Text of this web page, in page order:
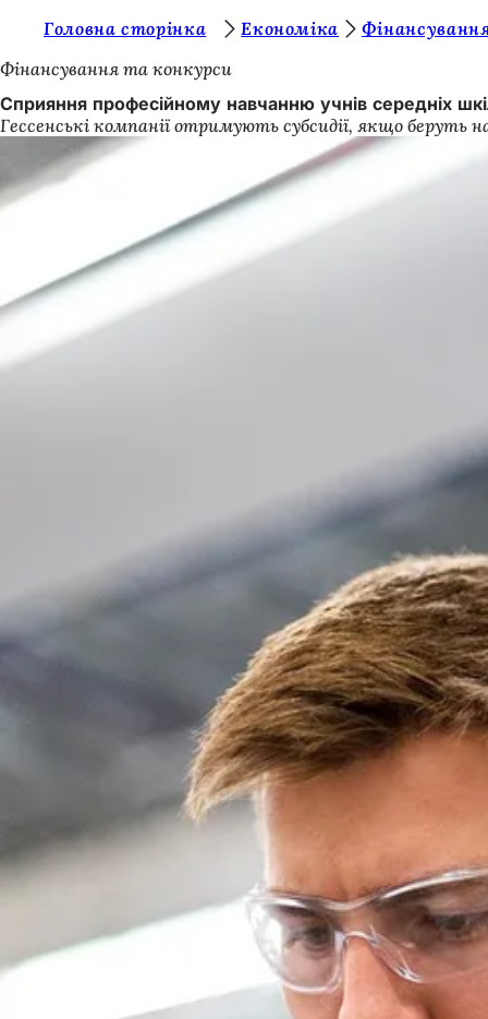
Перейти до змісту
и
т
у
:
Головна сторінка Економіка
Фінансування та конкурси
Сприяння професійному навчанню учнів середніх
Гессенські компанії отримують субсидії, якщо беруть